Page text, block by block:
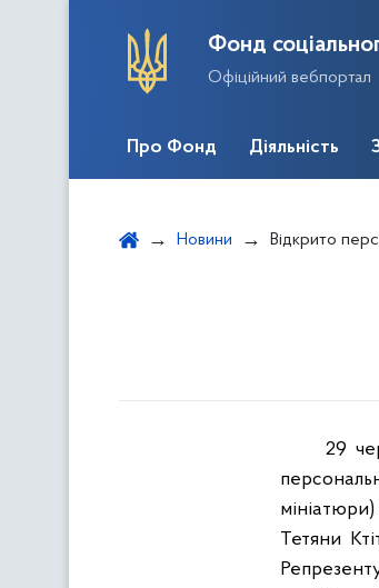
Фонд
Офіційний вебпортал
Про Фонд Діяльність
Новини Відкрито
29
Тетяни